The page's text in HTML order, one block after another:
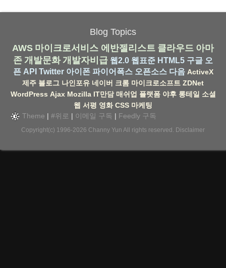
Blog Topics
AWS 마이크로서비스 에반젤리스트 클라우드 아마
존 개발문화 개발자비급 웹2.0 웹표준 HTML5 구글 오
픈 API Twitter 아이폰 파이어폭스 오픈소스 다음 ActiveX
제주 블로그 나인포유 네이버 크롬 마이크로소프트 ZDNet
WordPress Ajax Mozilla IT만담 매쉬업 플랫폼 야후 롱테일 소셜
웹 서평 영화 CSS 마케팅
Theme | #위로 | 이메일 구독 | Feedly 구독
Copyright(c) 1996-2026 Channy Yun All rights reserved. Disclaimer